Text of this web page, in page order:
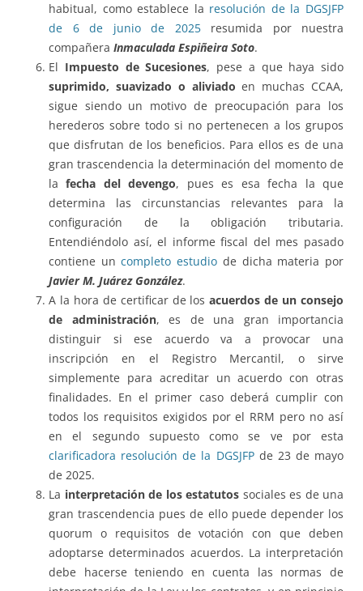
habitual, como establece la resolución de la DGSJFP
de 6 de junio de 2025resumida por nuestra
compañera Inmaculada Espiñeira Soto.
El Impuesto de Sucesiones, pese a que haya sido
suprimido, suavizado o aliviado en muchas CCAA,
sigue siendo un motivo de preocupación para los
herederos sobre todo si no pertenecen a los grupos
que disfrutan de los beneficios. Para ellos es de una
gran trascendencia la determinación del momento de
lafecha del devengo, pues es esa fecha la que
determina las circunstancias relevantes para la
configuración de la obligación tributaria.
Entendiéndolo así, el informe fiscal del mes pasado
contiene uncompleto estudio de dicha materia por
Javier M. Juárez González.
A la hora de certificar de losacuerdos de un consejo
de administración, es de una gran importancia
distinguir si ese acuerdo va a provocar una
inscripción en el Registro Mercantil, o sirve
simplemente para acreditar un acuerdo con otras
finalidades. En el primer caso deberá cumplir con
todos los requisitos exigidos por el RRM pero no así
en el segundo supuesto como se ve por esta
clarificadora resolución de la DGSJFPde 23 de mayo
de 2025.
La interpretación de los estatutos sociales es de una
gran trascendencia pues de ello puede depender los
quorum o requisitos de votación con que deben
adoptarse determinados acuerdos. La interpretación
debe hacerse teniendo en cuenta las normas de